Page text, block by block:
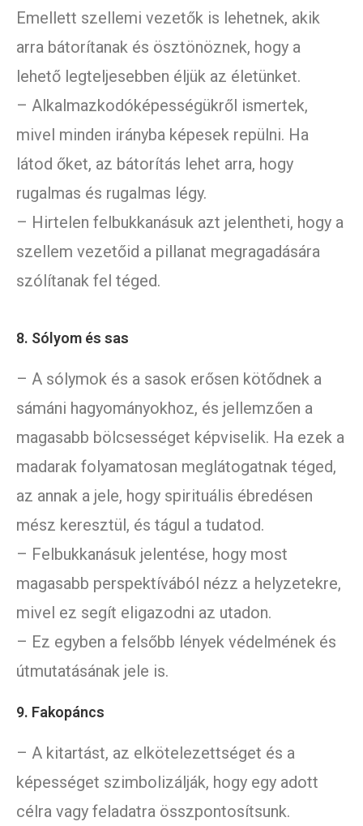
Emellett szellemi vezetők is lehetnek, akik
arra bátorítanak és ösztönöznek, hogy a
lehető legteljesebben éljük az életünket.
– Alkalmazkodóképességükről ismertek,
mivel minden irányba képesek repülni. Ha
látod őket, az bátorítás lehet arra, hogy
rugalmas és rugalmas légy.
– Hirtelen felbukkanásuk azt jelentheti, hogy a
szellem vezetőid a pillanat megragadására
szólítanak fel téged.
8. Sólyom és sas
– A sólymok és a sasok erősen kötődnek a
sámáni hagyományokhoz, és jellemzően a
magasabb bölcsességet képviselik. Ha ezek a
madarak folyamatosan meglátogatnak téged,
az annak a jele, hogy spirituális ébredésen
mész keresztül, és tágul a tudatod.
– Felbukkanásuk jelentése, hogy most
magasabb perspektívából nézz a helyzetekre,
mivel ez segít eligazodni az utadon.
– Ez egyben a felsőbb lények védelmének és
útmutatásának jele is.
9. Fakopáncs
– A kitartást, az elkötelezettséget és a
képességet szimbolizálják, hogy egy adott
célra vagy feladatra összpontosítsunk.